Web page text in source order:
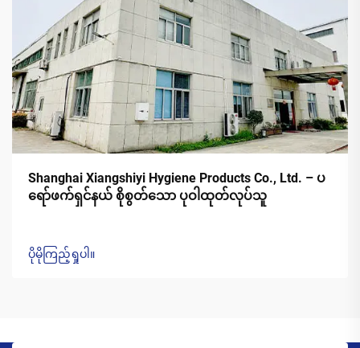
Shanghai Xiangshiyi Hygiene Products Co., Ltd. – ပ
ရော်ဖက်ရှင်နယ် စိုစွတ်သော ပုဝါထုတ်လုပ်သူ
ပိုမိုကြည့်ရှုပါ။